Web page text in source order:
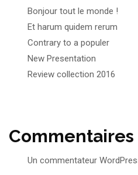
Bonjour tout le monde !
Et harum quidem rerum
Contrary to a populer
New Presentation
Review collection 2016
Un commentateur